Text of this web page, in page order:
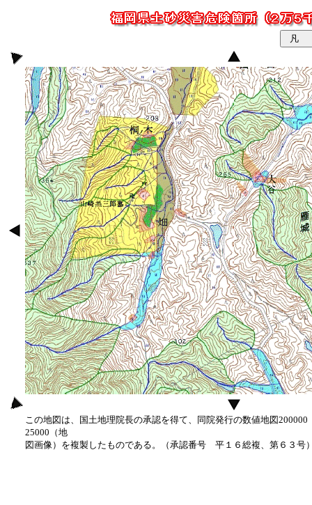
この地図は、国土地理院長の承認を得て、同院発行の数値地図
25000（地
図画像）を複製したものである。（承認番号 平１６総複、第６３号